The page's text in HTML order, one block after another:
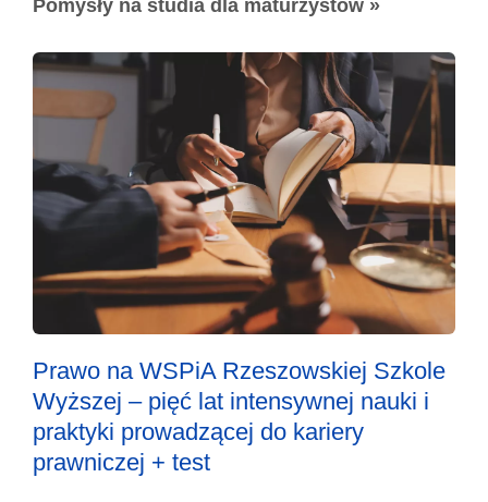
Pomysły na studia dla maturzystów »
Prawo na WSPiA Rzeszowskiej Szkole
Wyższej – pięć lat intensywnej nauki i
praktyki prowadzącej do kariery
prawniczej + test